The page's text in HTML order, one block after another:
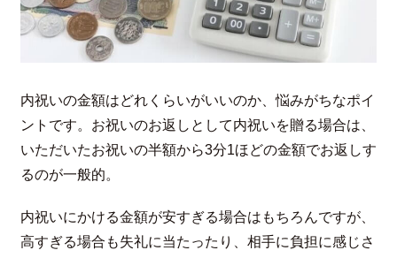
内祝いの金額はどれくらいがいいのか、悩みがちなポイ
ントです。お祝いのお返しとして内祝いを贈る場合は、
いただいたお祝いの半額から3分1ほどの金額でお返しす
るのが一般的。
内祝いにかける金額が安すぎる場合はもちろんですが、
高すぎる場合も失礼に当たったり、相手に負担に感じさ